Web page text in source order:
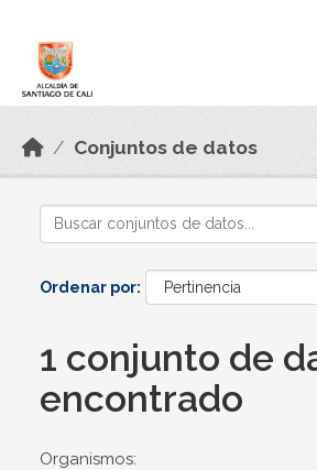
Conjuntos de datos
Ordenar por
1 conjunto de
encontrado
Organismos: